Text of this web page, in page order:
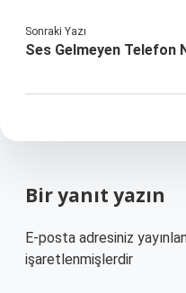
Sonraki Yazı
Ses Gelmeyen Telefon
Bir yanıt yazın
E-posta adresiniz
işaretlenmişlerdir